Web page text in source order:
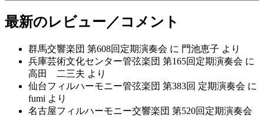
最新のレビュー／コメント
群馬交響楽団 第608回定期演奏会 に 門池恵子 より
兵庫芸術文化センター管弦楽団 第165回定期演奏会 に
高田 二三夫 より
仙台フィルハーモニー管弦楽団 第383回 定期演奏会 に
fumi より
名古屋フィルハーモニー交響楽団 第520回定期演奏会